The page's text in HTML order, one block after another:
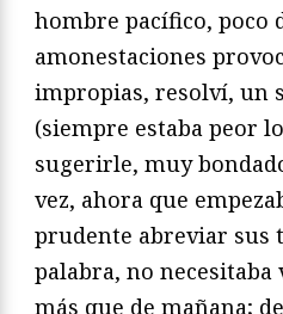
hombre pacífico, poco
amonestaciones
impropias, resolví, un
(siempre estaba peor
sugerirle, muy
vez, ahora que
prudente abreviar sus
palabra, no
más que de mañana;